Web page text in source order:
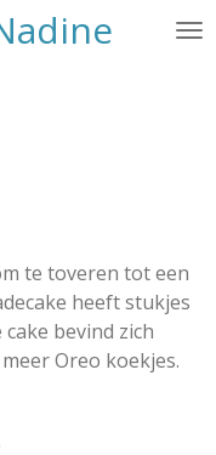
te toveren tot een
heeft stukjes
bevind zich
Oreo koekjes.